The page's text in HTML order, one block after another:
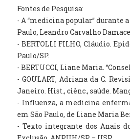
Fontes de Pesquisa:
- A “medicina popular” durante
Paulo, Leandro Carvalho
- BERTOLLI FILHO, Cláudio.
Paulo/SP.
- BERTUCCI, Liane Maria.
- GOULART, Adriana da C.
Janeiro. Hist., ciênc., saúde.
- Influenza, a medicina
em São Paulo, de Liane Maria
- Texto integrante dos Anais